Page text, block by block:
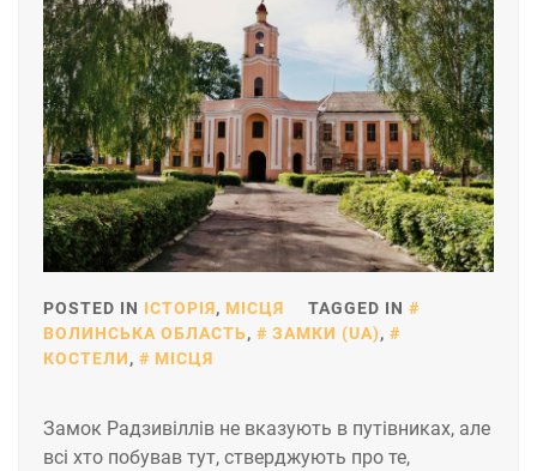
POSTED IN ІСТОРІЯ, МІСЦЯ
TAGGED IN
ВОЛИНСЬКА ОБЛАСТЬ, ЗАМКИ (UA),
КОСТЕЛИ, МІСЦЯ
Замок Радзивіллів не вказують в путівниках, але
всі хто побував тут, стверджують про те,